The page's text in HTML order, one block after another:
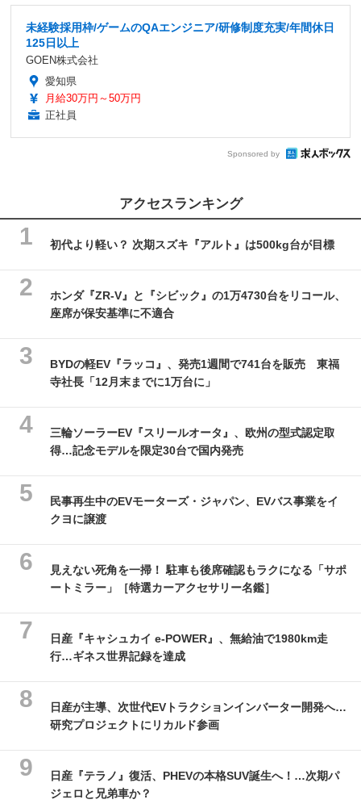
未経験採用枠/ゲームのQAエンジニア/研修制度充実/年間休日
125日以上
GOEN株式会社
愛知県
月給30万円～50万円
正社員
Sponsored by
アクセスランキング
初代より軽い？ 次期スズキ『アルト』は500kg台が目標
ホンダ『ZR-V』と『シビック』の1万4730台をリコール、
座席が保安基準に不適合
BYDの軽EV『ラッコ』、発売1週間で741台を販売 東福
寺社長「12月末までに1万台に」
三輪ソーラーEV『スリールオータ』、欧州の型式認定取
得…記念モデルを限定30台で国内発売
民事再生中のEVモーターズ・ジャパン、EVバス事業をイ
クヨに譲渡
見えない死角を一掃！ 駐車も後席確認もラクになる「サポ
ートミラー」［特選カーアクセサリー名鑑］
日産『キャシュカイ e-POWER』、無給油で1980km走
行…ギネス世界記録を達成
日産が主導、次世代EVトラクションインバーター開発へ…
研究プロジェクトにリカルド参画
日産『テラノ』復活、PHEVの本格SUV誕生へ！…次期パ
ジェロと兄弟車か？